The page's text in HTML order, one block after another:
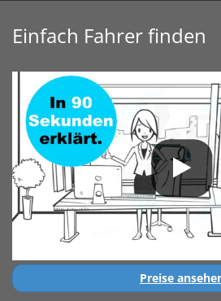
Einfach Fahrer finden
Preise